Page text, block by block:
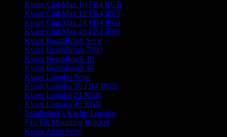
Kvant ClubMax 10 FB4 RGB
Kvant ClubMax 18 FB4 IP65
Kvant ClubMax 24 FB4 IP65
Kvant ClubMax 40 FB4 IP65
Kvant BeamBrush Serie
Kvant BeamBrush 7000
Kvant BeamBrush 10
Kvant BeamBrush 40
Kvant Logolas Serie
Kvant Logolas 10 FB4 RGB
Kvant Logolas 24 RGB
Kvant Logolas 40 RGB
Installation`s Kit für Logolas
Pan/Tilt Mounting Bracket
Kvant Atom Serie